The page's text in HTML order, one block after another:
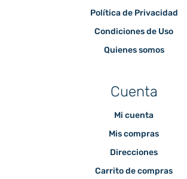
Política de Privacidad
Condiciones de Uso
Quienes somos
Cuenta
Mi cuenta
Mis compras
Direcciones
Carrito de compras